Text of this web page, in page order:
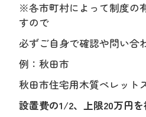
※各市町村によって制度の
すので
必ずご自身で確認や問い合
例：秋田市
秋田市住宅用木質ペレット
設置費の1/2、上限20万円を